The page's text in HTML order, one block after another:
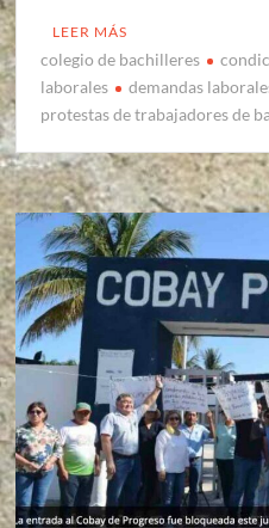
LEER MÁS
colegio de bachilleres
laborales
demandas
protestas de trabajadores de